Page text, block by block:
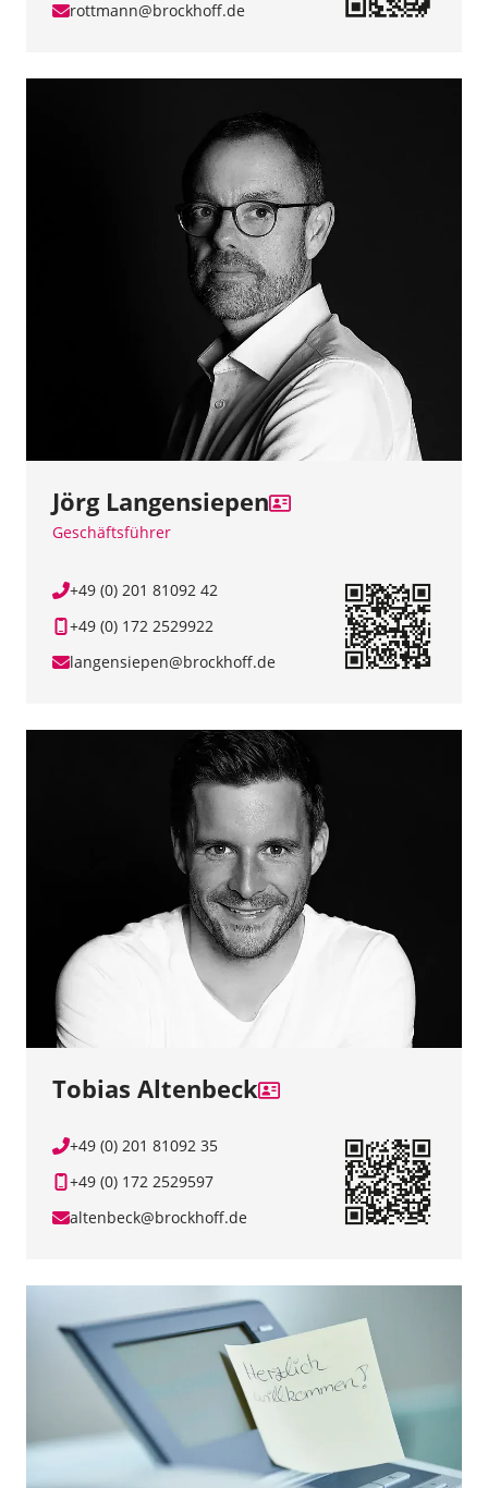
rottmann@brockhoff.de
Jörg Langensiepen
Geschäftsführer
+49 (0) 201 81092 42
+49 (0) 172 2529922
langensiepen@brockhoff.de
Tobias Altenbeck
+49 (0) 201 81092 35
+49 (0) 172 2529597
altenbeck@brockhoff.de